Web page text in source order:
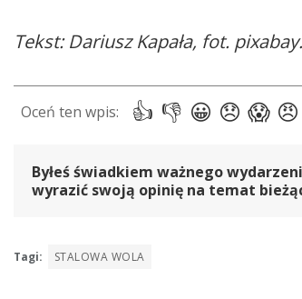
Tekst: Dariusz Kapała, fot.
Byłeś świadkiem ważnego
wyrazić swoją opinię na temat
Tagi: STALOWA WOLA